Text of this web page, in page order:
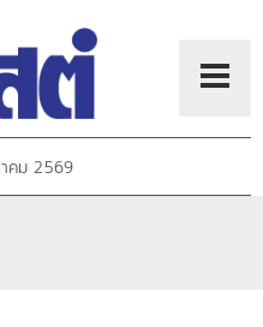
คม 2569